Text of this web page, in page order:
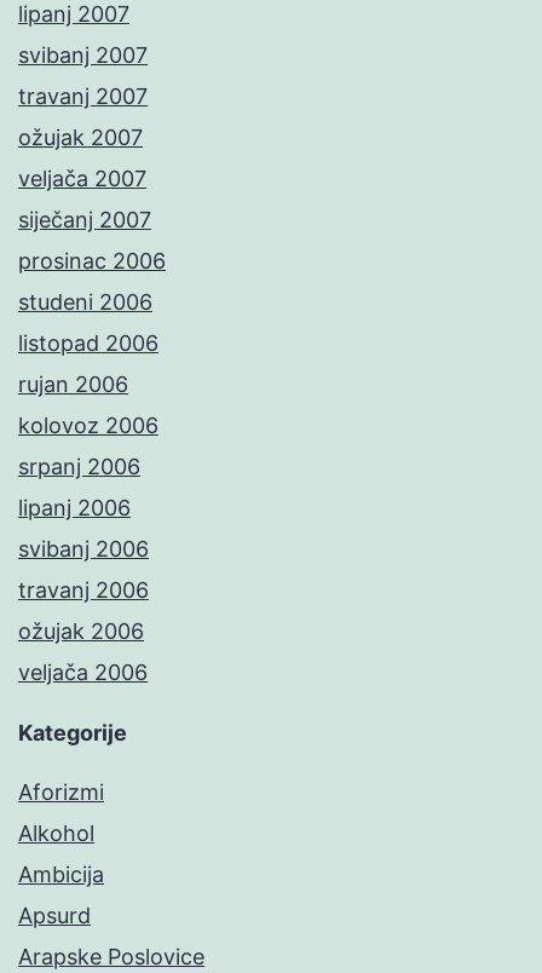
lipanj 2007
svibanj 2007
travanj 2007
ožujak 2007
veljača 2007
siječanj 2007
prosinac 2006
studeni 2006
listopad 2006
rujan 2006
kolovoz 2006
srpanj 2006
lipanj 2006
svibanj 2006
travanj 2006
ožujak 2006
veljača 2006
Kategorije
Aforizmi
Alkohol
Ambicija
Apsurd
Arapske Poslovice